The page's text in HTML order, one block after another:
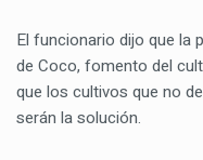
El funcionario dijo que la
de Coco, fomento del
que los cultivos que no
serán la solución.